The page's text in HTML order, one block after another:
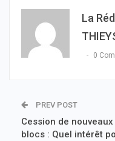
La
0
PREV POST
Cession de nouveaux
blocs : Quel intérêt